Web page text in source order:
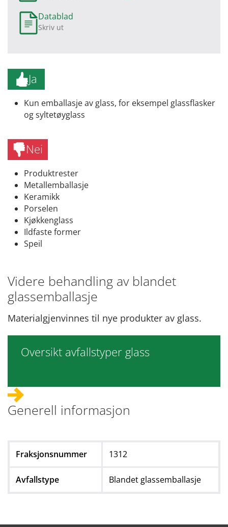
Datablad
Skriv ut
Ja
Kun emballasje av glass, for eksempel glassflasker
og syltetøyglass
Nei
Produktrester
Metallemballasje
Keramikk
Porselen
Kjøkkenglass
Ildfaste former
Speil
Videre behandling av blandet
glassemballasje
Materialgjenvinnes til nye produkter av glass.
Oversikt avfallstyper glass
Generell informasjon
Fraksjonsnummer 1312
Avfallstype Blandet glassemballasje